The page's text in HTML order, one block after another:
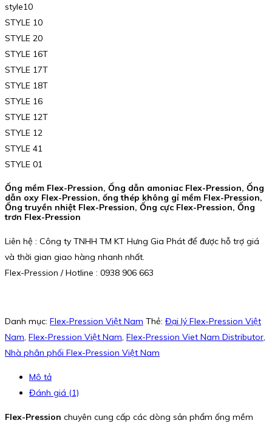
style10
STYLE 10
STYLE 20
STYLE 16T
STYLE 17T
STYLE 18T
STYLE 16
STYLE 12T
STYLE 12
STYLE 41
STYLE 01
Ống mềm Flex-Pression, Ống dẫn amoniac Flex-Pression, Ống
dẫn oxy Flex-Pression, ống thép không gỉ mềm Flex-Pression,
Ống truyền nhiệt Flex-Pression, Ống cực Flex-Pression, Ống
trơn Flex-Pression
Liên hệ : Công ty TNHH TM KT Hưng Gia Phát để được hỗ trợ giá
và thời gian giao hàng nhanh nhất.
Flex-Pression / Hotline : 0938 906 663
Danh mục: Flex-Pression Việt Nam Thẻ: Đại lý Flex-Pression Việt
Nam, Flex-Pression Việt Nam, Flex-Pression Viet Nam Distributor,
Nhà phân phối Flex-Pression Việt Nam
Mô tả
Đánh giá (1)
Flex-Pression chuyên cung cấp các dòng sản phẩm ống mềm